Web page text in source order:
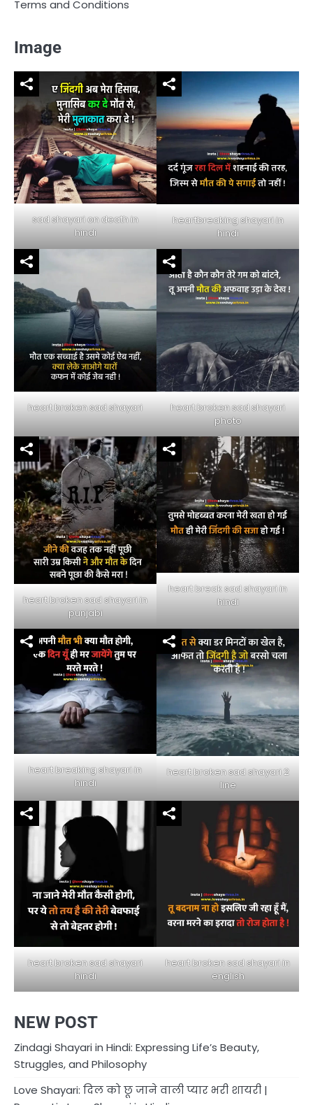
Terms and Conditions
Image
sad shayari on death in
hindi
heartbreaking shayari in
hindi
heart broken sad shayari
heart broken sad shayari
photo
heart broken sad shayari in
punjabi
heart break sad shayari in
hindi
heart breaking shayari in
hindi
heart broken sad shayari 2
line
heart broken sad shayari
hindi
heart broken sad shayari in
english
NEW POST
Zindagi Shayari in Hindi: Expressing Life’s Beauty,
Struggles, and Philosophy
Love Shayari: दिल को छू जाने वाली प्यार भरी शायरी |